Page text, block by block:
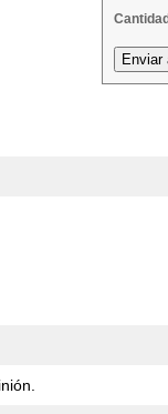
Cantidad